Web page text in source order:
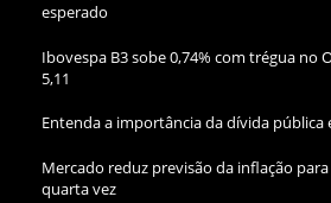
esperado
Ibovespa B3 sobe 0,74% com trégua no
5,11
Entenda a importância da dívida pública
Mercado reduz previsão da inflação para
quarta vez